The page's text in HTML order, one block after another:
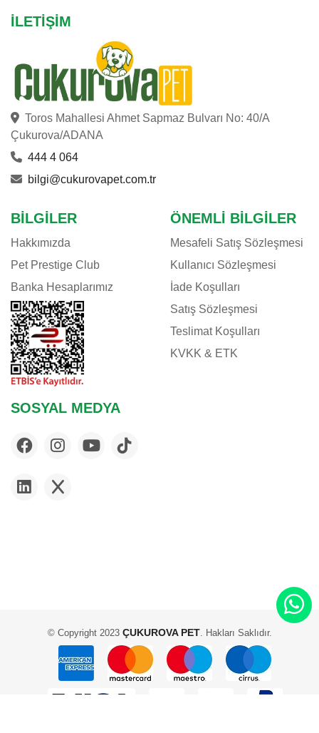
İLETIŞIM
Toros Mahallesi Ahmet Sapmaz Bulvarı No: 40/A
Çukurova/ADANA
444 4 064
bilgi@cukurovapet.com.tr
BILGILER
Hakkımızda
Pet Prestige Club
Banka Hesaplarımız
ÖNEMLI BILGILER
Mesafeli Satış Sözleşmesi
Kullanıcı Sözleşmesi
İade Koşulları
Satış Sözleşmesi
Teslimat Koşulları
KVKK & ETK
SOSYAL MEDYA
© Copyright 2023ÇUKUROVA PET. Hakları Saklıdır.